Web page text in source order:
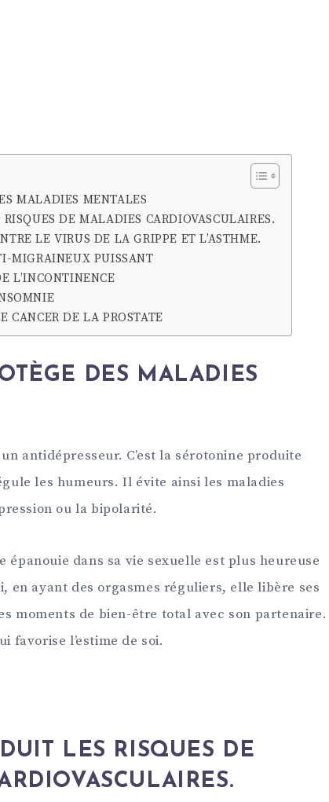
MALADIES MENTALES
RISQUES DE MALADIES CARDIOVASCULAIRES.
LE VIRUS DE LA GRIPPE ET L’ASTHME.
MIGRAINEUX PUISSANT
L’INCONTINENCE
CANCER DE LA PROSTATE
DES MALADIES
antidépresseur. C’est la sérotonine produite
les humeurs. Il évite ainsi les maladies
ou la bipolarité.
épanouie dans sa vie sexuelle est plus heureuse
en ayant des orgasmes réguliers, elle libère ses
moments de bien-être total avec son partenaire.
favorise l’estime de soi.
LES RISQUES DE